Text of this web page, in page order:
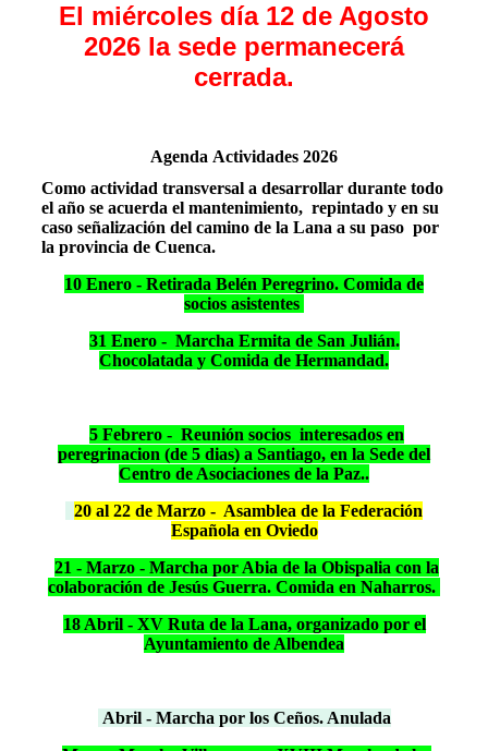
El miércoles día 12 de Agosto
2026 la sede permanecerá
cerrada.
Agenda Actividades 2026
Como actividad transversal a desarrollar durante todo
el año se acuerda el mantenimiento, repintado y en su
caso señalización del camino de la Lana a su paso por
la provincia de Cuenca.
10 Enero - Retirada Belén Peregrino. Comida de
socios asistentes
31 Enero - Marcha Ermita de San Julián.
Chocolatada y Comida de Hermandad.
5 Febrero - Reunión socios interesados en
peregrinacion (de 5 dias) a Santiago, en la Sede del
Centro de Asociaciones de la Paz..
20 al 22 de Marzo - Asamblea de la Federación
Española en Oviedo
21 - Marzo - Marcha por Abia de la Obispalia con la
colaboración de Jesús Guerra. Comida en Naharros.
18 Abril - XV Ruta de la Lana, organizado por el
Ayuntamiento de Albendea
Abril - Marcha por los Ceños. Anulada